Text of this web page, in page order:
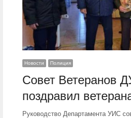
Новости Полиция
Совет Ветеранов
поздравил
Руководство Департамента УИС